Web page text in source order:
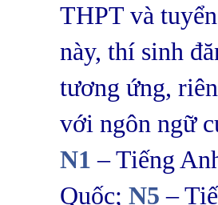
THPT và
này, thí sinh
tương ứng,
với ngôn ngữ
N1 – Tiếng
Quốc; N5 –